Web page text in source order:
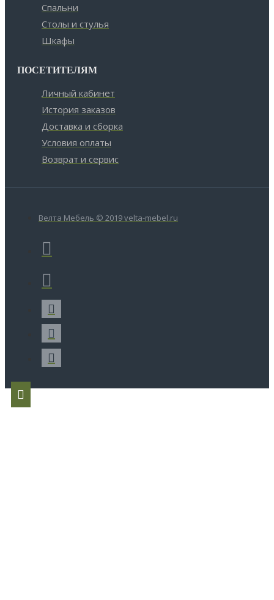
Спальни
Столы и стулья
Шкафы
ПОСЕТИТЕЛЯМ
Личный кабинет
История заказов
Доставка и сборка
Условия оплаты
Возврат и сервис
Велта Мебель © 2019 velta-mebel.ru